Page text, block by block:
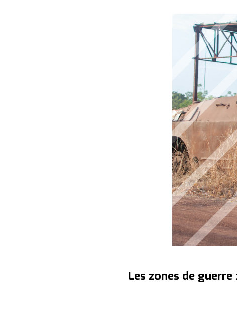
Les zones de